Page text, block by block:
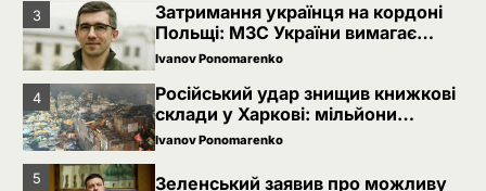
3
Затримання українця на кордоні
Польщі: МЗС України вимагає
консульського доступу
Ivanov Ponomarenko
4
Російський удар знищив книжкові
склади у Харкові: мільйони
видань охопив вогонь
Ivanov Ponomarenko
5
Зеленський заявив про можливу